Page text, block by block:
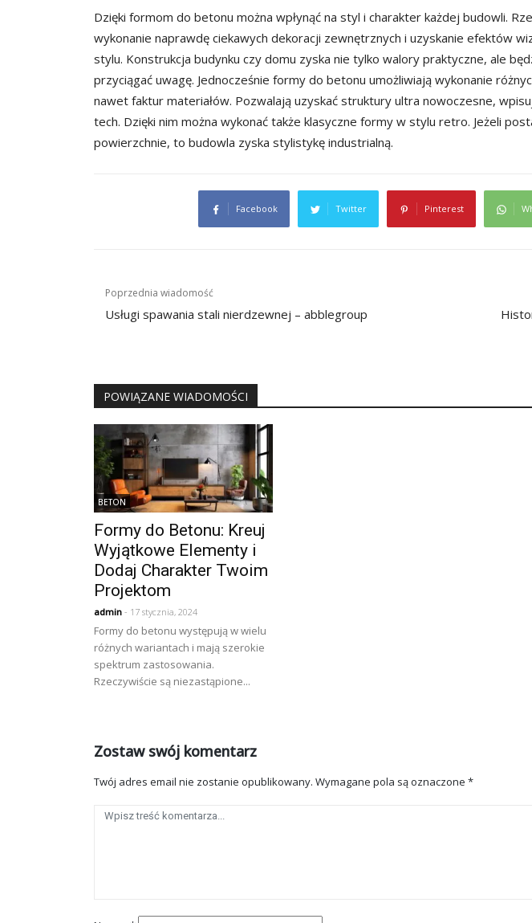
Dzięki formom do betonu można wpłynąć na styl i charakter każdej budowli.
wykonanie naprawdę ciekawych dekoracji zewnętrznych i uzyskanie efektów
stylu. Konstrukcja budynku czy domu zyska nie tylko walory praktyczne, ale
przyciągać uwagę. Jednocześnie formy do betonu umożliwiają wykonanie
nawet faktur materiałów. Pozwalają uzyskać struktury ultra nowoczesne,
tech. Dzięki nim można wykonać także klasyczne formy w stylu retro. Jeżeli
powierzchnie, to budowla zyska stylistykę industrialną.
Facebook Twitter Pinterest
Nawigacja
wpisu
Poprzednia wiadomość
Usługi spawania stali nierdzewnej – abblegroup
POWIĄZANE WIADOMOŚCI
BETON
Formy do Betonu: Kreuj
Wyjątkowe Elementy i
Dodaj Charakter Twoim
Projektom
admin - 17 stycznia, 2024
Formy do betonu występują w wielu
różnych wariantach i mają szerokie
spektrum zastosowania.
Rzeczywiście są niezastąpione...
Zostaw swój komentarz
Twój adres email nie zostanie opublikowany. Wymagane pola są oznaczone *